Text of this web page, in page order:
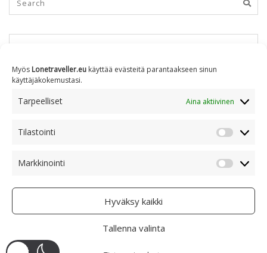
Myös Lonetraveller.eu käyttää evästeitä parantaakseen sinun
käyttäjäkokemustasi.
Tarpeelliset Aina aktiivinen
Tilastointi
Markkinointi
Hyväksy kaikki
Tallenna valinta
Kuukausittain
Aiheittain
COPYRIGHT © 2005 - 2023 RAMI RANTA